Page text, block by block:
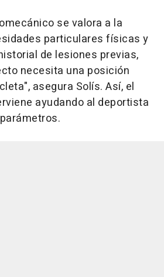
se valora a la
particulares físicas y
de lesiones previas,
necesita una posición
asegura Solís. Así, el
ayudando al deportista